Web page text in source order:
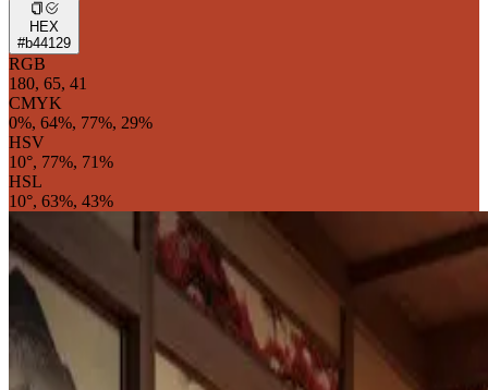
HEX
#b44129
RGB
180, 65, 41
CMYK
0%, 64%, 77%, 29%
HSV
10°, 77%, 71%
HSL
10°, 63%, 43%